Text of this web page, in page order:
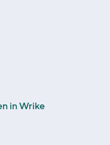
in Wrike